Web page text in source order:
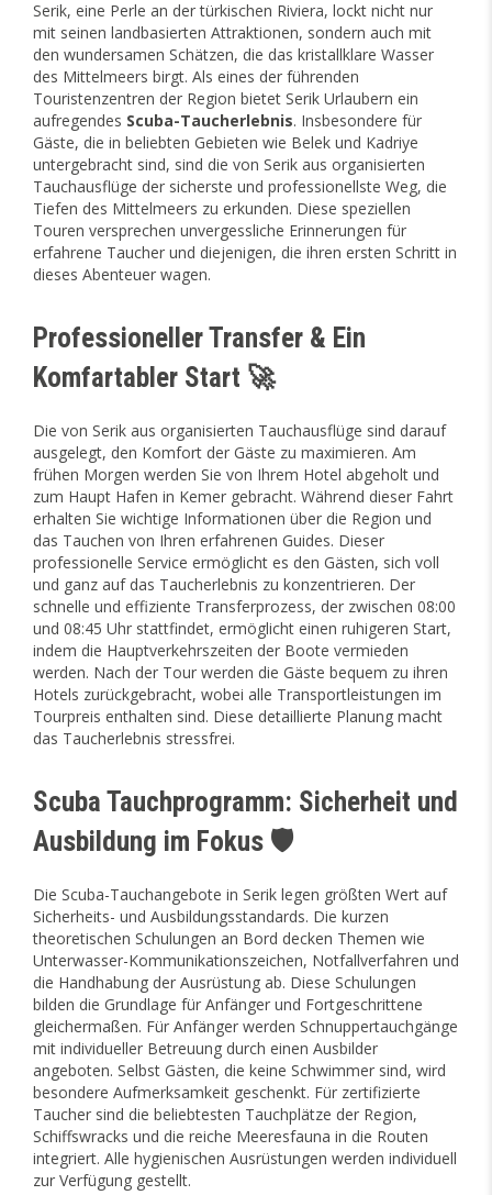
Serik, eine Perle an der türkischen Riviera, lockt nicht nur
mit seinen landbasierten Attraktionen, sondern auch mit
den wundersamen Schätzen, die das kristallklare Wasser
des Mittelmeers birgt. Als eines der führenden
Touristenzentren der Region bietet Serik Urlaubern ein
aufregendes Scuba-Taucherlebnis. Insbesondere für
Gäste, die in beliebten Gebieten wie Belek und Kadriye
untergebracht sind, sind die von Serik aus organisierten
Tauchausflüge der sicherste und professionellste Weg, die
Tiefen des Mittelmeers zu erkunden. Diese speziellen
Touren versprechen unvergessliche Erinnerungen für
erfahrene Taucher und diejenigen, die ihren ersten Schritt in
dieses Abenteuer wagen.
Professioneller Transfer & Ein
Komfartabler Start 🚀
Die von Serik aus organisierten Tauchausflüge sind darauf
ausgelegt, den Komfort der Gäste zu maximieren. Am
frühen Morgen werden Sie von Ihrem Hotel abgeholt und
zum Haupt Hafen in Kemer gebracht. Während dieser Fahrt
erhalten Sie wichtige Informationen über die Region und
das Tauchen von Ihren erfahrenen Guides. Dieser
professionelle Service ermöglicht es den Gästen, sich voll
und ganz auf das Taucherlebnis zu konzentrieren. Der
schnelle und effiziente Transferprozess, der zwischen 08:00
und 08:45 Uhr stattfindet, ermöglicht einen ruhigeren Start,
indem die Hauptverkehrszeiten der Boote vermieden
werden. Nach der Tour werden die Gäste bequem zu ihren
Hotels zurückgebracht, wobei alle Transportleistungen im
Tourpreis enthalten sind. Diese detaillierte Planung macht
das Taucherlebnis stressfrei.
Scuba Tauchprogramm: Sicherheit und
Ausbildung im Fokus 🛡️
Die Scuba-Tauchangebote in Serik legen größten Wert auf
Sicherheits- und Ausbildungsstandards. Die kurzen
theoretischen Schulungen an Bord decken Themen wie
Unterwasser-Kommunikationszeichen, Notfallverfahren und
die Handhabung der Ausrüstung ab. Diese Schulungen
bilden die Grundlage für Anfänger und Fortgeschrittene
gleichermaßen. Für Anfänger werden Schnuppertauchgänge
mit individueller Betreuung durch einen Ausbilder
angeboten. Selbst Gästen, die keine Schwimmer sind, wird
besondere Aufmerksamkeit geschenkt. Für zertifizierte
Taucher sind die beliebtesten Tauchplätze der Region,
Schiffswracks und die reiche Meeresfauna in die Routen
integriert. Alle hygienischen Ausrüstungen werden individuell
zur Verfügung gestellt.